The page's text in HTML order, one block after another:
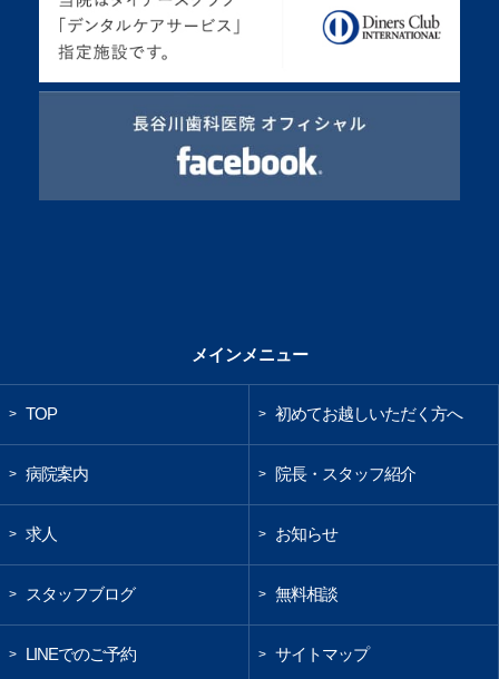
メインメニュー
> TOP > 初めてお越しいただく方へ
> 病院案内 > 院長・スタッフ紹介
> 求人 > お知らせ
> スタッフブログ > 無料相談
> LINEでのご予約 > サイトマップ